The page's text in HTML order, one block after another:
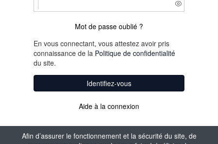
Afin d’assurer le fonctionnement et la sécurité du site, de
Mot de passe oublié ?
En vous connectant, vous attestez avoir pris
connaissance de la Politique de confidentialité
du site.
Identifiez-vous
Aide à la connexion